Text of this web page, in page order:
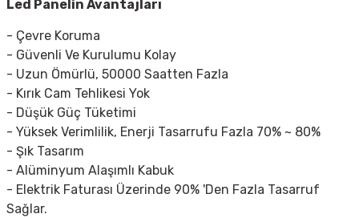
Led Panelin Avantajları
- Çevre Koruma
- Güvenli Ve Kurulumu Kolay
- Uzun Ömürlü, 50000 Saatten Fazla
- Kırık Cam Tehlikesi Yok
- Düşük Güç Tüketimi
- Yüksek Verimlilik, Enerji Tasarrufu Fazla 70% ~ 80%
- Şık Tasarım
- Alüminyum Alaşımlı Kabuk
- Elektrik Faturası Üzerinde 90% 'Den Fazla Tasarruf
Sağlar.